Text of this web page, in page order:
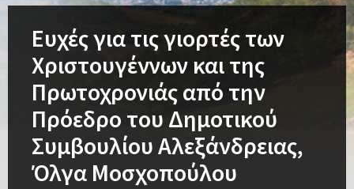
Ευχές για τις γιορτές των
Χριστουγέννων και της
Πρωτοχρονιάς από την
Πρόεδρο του Δημοτικού
Συμβουλίου Αλεξάνδρειας,
Όλγα Μοσχοπούλου